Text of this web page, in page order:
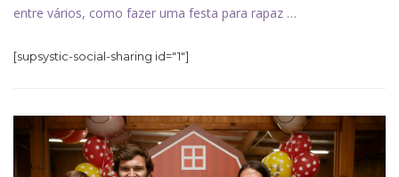
entre vários, como fazer uma festa para rapaz …
[supsystic-social-sharing id="1"]